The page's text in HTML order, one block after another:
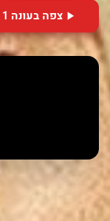
צפה בעונה 1